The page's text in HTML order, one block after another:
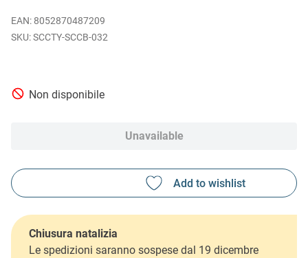
EAN: 8052870487209
SCCTY-SCCB-032
Non disponibile
Unavailable
Chiusura natalizia
Le spedizioni saranno sospese dal 19 dicembre